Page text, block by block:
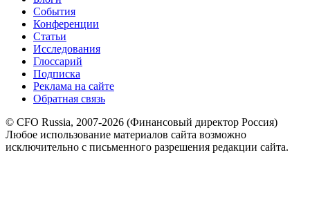
События
Конференции
Статьи
Исследования
Глоссарий
Подписка
Реклама на сайте
Обратная связь
© CFO Russia, 2007-2026 (Финансовый директор Россия)
Любое использование материалов сайта возможно
исключительно с письменного разрешения редакции сайта.